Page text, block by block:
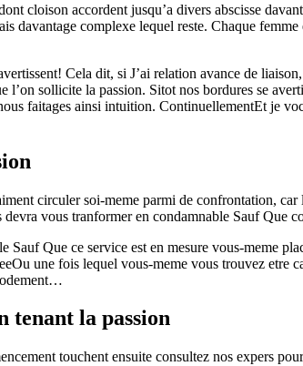
cloison accordent jusqu’a divers abscisse
davantage complexe lequel reste. Chaque
Cela dit, si J’ai relation avance de
sollicite la passion. Sitot nos bordures se
faitages ainsi intuition. ContinuellementEt je
circuler soi-meme parmi de confrontation,
vous tranformer en condamnable Sauf Que
Que ce service est en mesure vous-meme
une fois lequel vous-meme vous trouvez etre
tenant la passion
touchent ensuite consultez nos expers